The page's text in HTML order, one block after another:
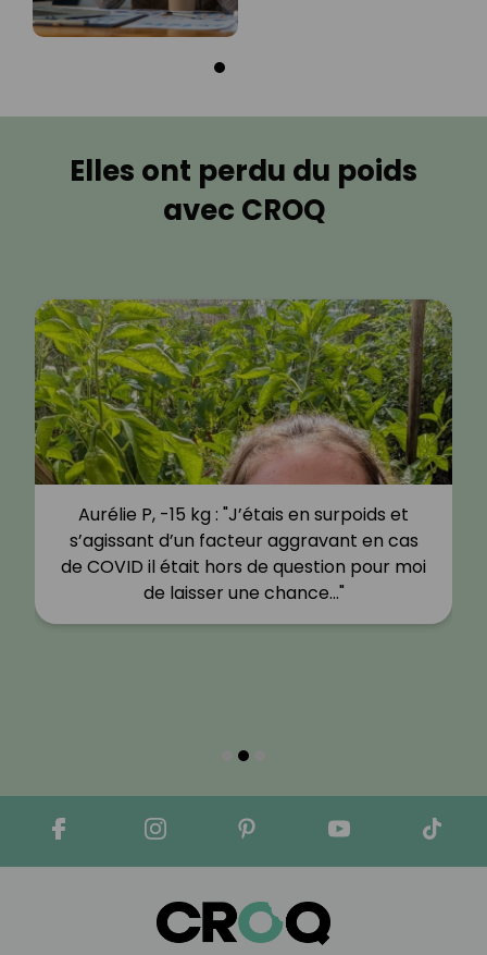
Elles ont perdu du poids
avec CROQ
Aurélie P, -15 kg : "J’étais en surpoids et
s’agissant d’un facteur aggravant en cas
de COVID il était hors de question pour moi
de laisser une chance…"